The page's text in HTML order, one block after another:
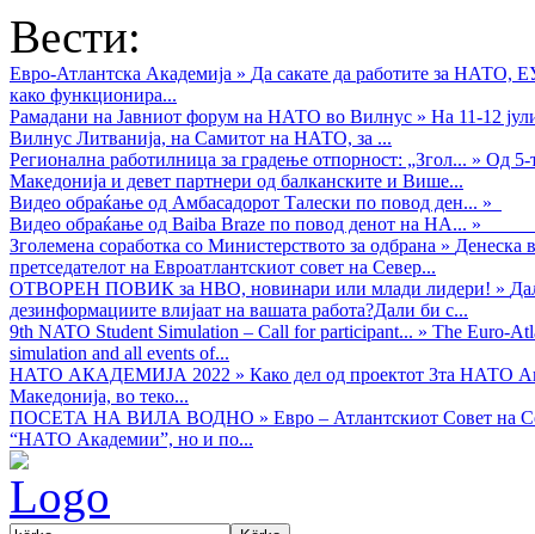
Вести:
Евро-Атлантска Академија » Да сакате да работите за НАТО,
како функционира...
Рамадани на Јавниот форум на НАТО во Вилнус » На 11-12
Вилнус Литванија, на Самитот на НАТО, за ...
Регионална работилница за градење отпорност: „Згол... » Од 5-
Македонија и девет партнери од балканските и Више...
Видео обраќањe од Амбасадорот Талески по повод ден... »
Видео обраќање од Baiba Braze по повод денот на НА... »
Зголемена соработка со Министерството за одбрана » Денеска
претседателот на Евроатлантскиот совет на Север...
ОТВОРЕН ПОВИК за НВО, новинари или млади лидери! »
дезинформациите влијаат на вашата работа?Дали би с...
9th NATO Student Simulation – Call for participant... » The Euro-
simulation and all events of...
НАТО АКАДЕМИЈА 2022 » Како дел од проектот 3та НАТО
Македонија, во теко...
ПОСЕТА НА ВИЛА ВОДНО » Евро – Атлантскиот Совет на
“НАТО Академии”, но и по...